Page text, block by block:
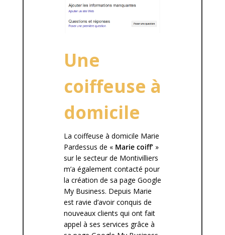
Une
coiffeuse à
domicile
La coiffeuse à domicile Marie
Pardessus de « Marie coiff’»
sur le secteur de Montivilliers
m’a également contacté pour
la création de sa page Google
My Business. Depuis Marie
est ravie d’avoir conquis de
nouveaux clients qui ont fait
appel à ses services grâce à